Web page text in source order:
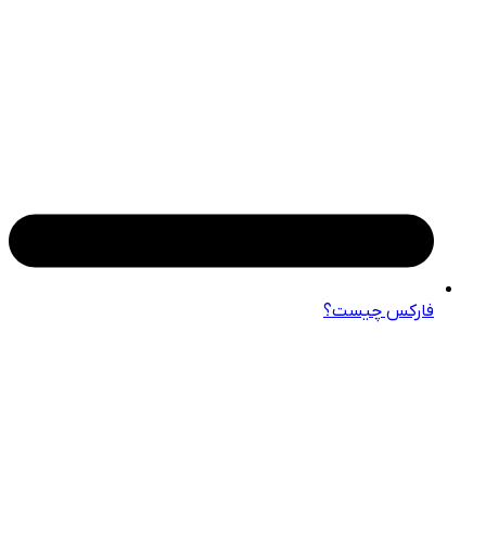
فارکس چیست؟